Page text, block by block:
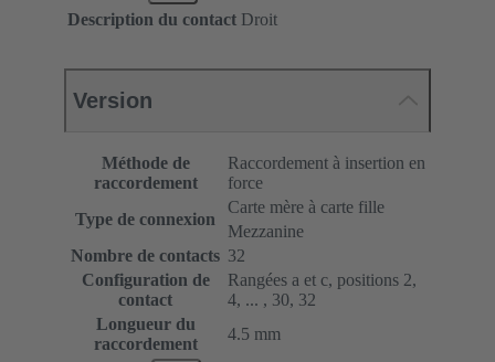
Description du contact Droit
Version
Méthode de
raccordement
Raccordement à insertion en
force
Type de connexion
Carte mère à carte fille
Mezzanine
Nombre de contacts 32
Configuration de
contact
Rangées a et c, positions 2,
4, ... , 30, 32
Longueur du
raccordement
4.5 mm